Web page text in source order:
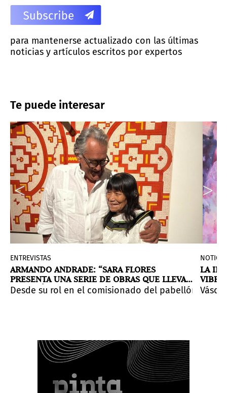
para mantenerse actualizado con las últimas
noticias y artículos escritos por expertos
Te puede interesar
ajustar nuestra mirada ante la obra
del Departamento de Artes Visuales del
ENTREVISTAS
ARMANDO ANDRADE: “SARA FLORES
PRESENTA UNA SERIE DE OBRAS QUE LLEVAN
AL KENÉ A UNA ESCALA NUNCA ANTES
Desde su rol en el comisionado del pabellón
LA